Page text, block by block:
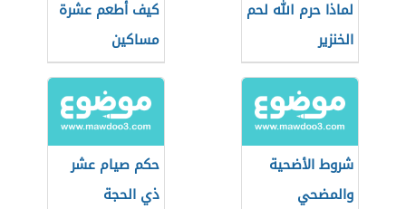
لماذا حرم الله لحم
الخنزير
كيف أطعم عشرة
مساكين
شروط الأضحية
والمضحي
حكم صيام عشر
ذي الحجة